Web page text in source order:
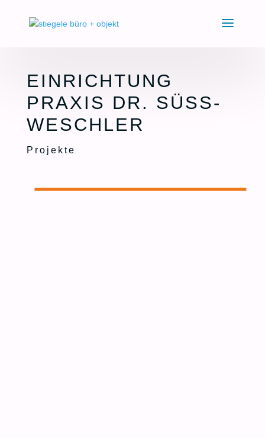
EINRICHTUNG
PRAXIS DR. SÜSS-
WESCHLER
Projekte